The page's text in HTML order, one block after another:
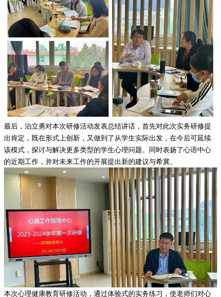
最后，泊立勇对本次研修活动发表总结讲话，首先对此次实务研修提
出肯定，既在形式上创新，又做到了从学生实际出发，在今后可延续
该模式，探讨与解决更多类型的学生心理问题。同时表扬了心语中心
的近期工作，并对未来工作的开展提出新的建议与希冀。
本次心理健康教育研修活动，通过体验式的实务练习，使老师们对心